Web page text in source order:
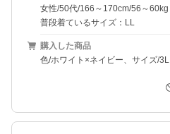
女性/50代/166～170cm/56～60kg
普段着ているサイズ：LL
購入した商品
色/ホワイト×ネイビー、サイズ/3L